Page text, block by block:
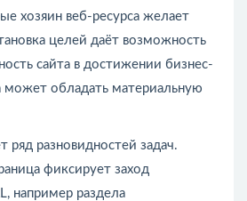
хозяин веб-ресурса желает
целей даёт возможность
сайта в достижении бизнес-
может обладать материальную
ряд разновидностей задач.
фиксирует заход
например раздела